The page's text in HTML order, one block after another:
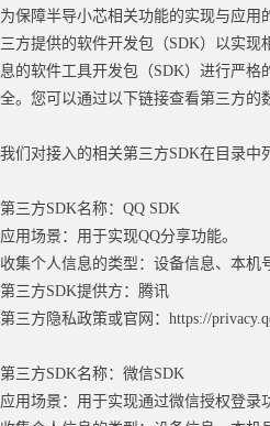
为保障半导小芯相关功能的实现与应用
三方提供的软件开发包（SDK）以实现
息的软件工具开发包（SDK）进行严格
全。您可以通过以下链接查看第三方的
我们对接入的相关第三方SDK在目录中
第三方SDK名称：QQ SDK
应用场景：用于实现QQ分享功能。
收集个人信息的类型：设备信息、本机
第三方SDK提供方：腾讯
第三方隐私政策或官网： https://
第三方SDK名称：微信SDK
应用场景：用于实现通过微信授权登录